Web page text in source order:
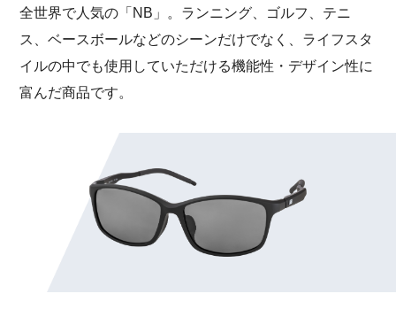
全世界で人気の「NB」。ランニング、ゴルフ、テニ
ス、ベースボールなどのシーンだけでなく、ライフスタ
イルの中でも使用していただける機能性・デザイン性に
富んだ商品です。